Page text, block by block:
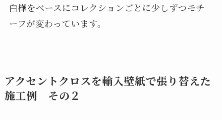
白樺をベースにコレクションごとに少しずつモチ
ーフが変わっています。
アクセントクロスを輸入壁紙で張り替えた
施工例 その２